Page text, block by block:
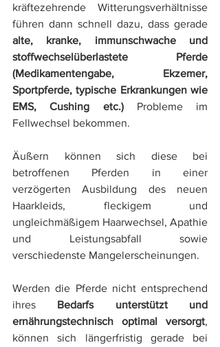
kräftezehrende Witterungsverhältnisse
alte, kranke, immunschwache und
stoffwechselüberlastete Pferde
(Medikamentengabe, Ekzemer,
Sportpferde, typische Erkrankungen wie
EMS, Cushing etc.) Probleme im
Fellwechsel bekommen.
Äußern können sich diese bei
betroffenen Pferden in einer
verzögerten Ausbildung des neuen
Haarkleids, fleckigem und
ungleichmäßigem Haarwechsel, Apathie
und Leistungsabfall sowie
verschiedenste Mangelerscheinungen.
Werden die Pferde nicht entsprechend
ihres Bedarfs unterstützt und
ernährungstechnisch optimal versorgt,
können sich längerfristig gerade bei